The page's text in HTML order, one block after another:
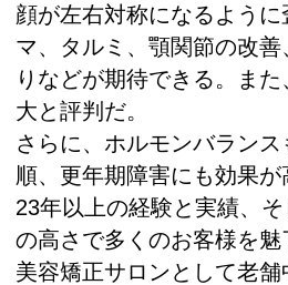
顔が左右対称になるよう
マ、タルミ、顎関節の改
りなどが期待できる。ま
大と評判だ。
さらに、ホルモンバラン
順、更年期障害にも効果が
23年以上の経験と実績、
の高さで多くのお客様を魅
美容矯正サロンとして老舗